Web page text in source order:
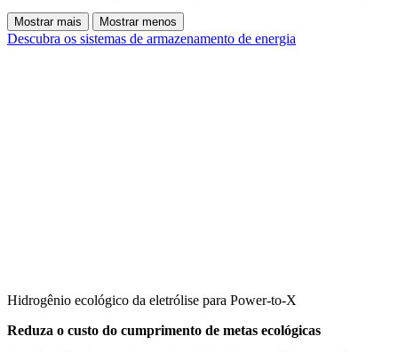
Mostrar mais Mostrar menos
Descubra os sistemas de armazenamento de energia
Hidrogênio ecológico da eletrólise para Power-to-X
Reduza o custo do cumprimento de metas ecológicas